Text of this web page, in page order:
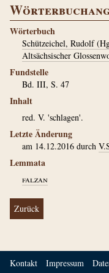
Wörterbuch
Schützeichel, Rudolf
Altsächsischer
Fundstelle
Bd. III, S. 47
Inhalt
red. V. 'schlagen'.
Letzte Änderung
am 14.12.2016 durch
Lemmata
falzan
Zurück
Kontakt Impressum